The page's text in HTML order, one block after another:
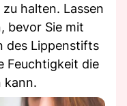
halten. Lassen
bevor Sie mit
des Lippenstifts
Feuchtigkeit die
kann.